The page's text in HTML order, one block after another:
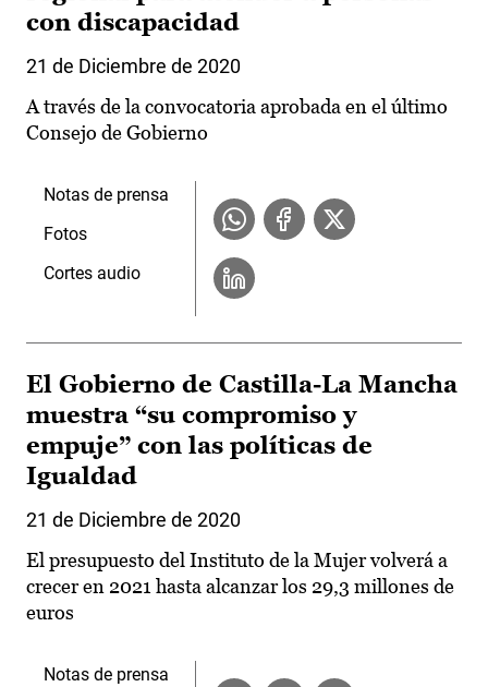
con discapacidad
21 de Diciembre de 2020
A través de la convocatoria aprobada en el último
Consejo de Gobierno
Notas de prensa
Fotos
Cortes audio
El Gobierno de Castilla-La Mancha
muestra “su compromiso y
empuje” con las políticas de
Igualdad
21 de Diciembre de 2020
El presupuesto del Instituto de la Mujer volverá a
crecer en 2021 hasta alcanzar los 29,3 millones de
euros
Notas de prensa